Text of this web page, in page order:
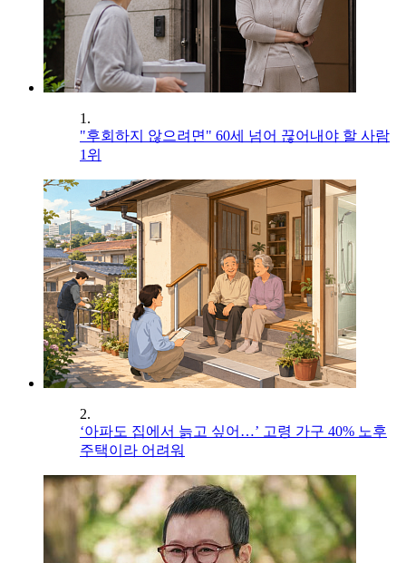
1.
"후회하지 않으려면" 60세 넘어 끊어내야 할 사람
1위
2.
‘아파도 집에서 늙고 싶어…’ 고령 가구 40% 노후
주택이라 어려워